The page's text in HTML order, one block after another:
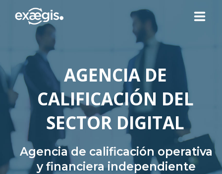
¿QUIÉNES SOMOS?
NUESTRAS OFERTAS
CONTACTO
Agencia de calificación operativa
y financiera independiente
AGENCIA DE
CALIFICACIÓN DEL
SECTOR DIGITAL